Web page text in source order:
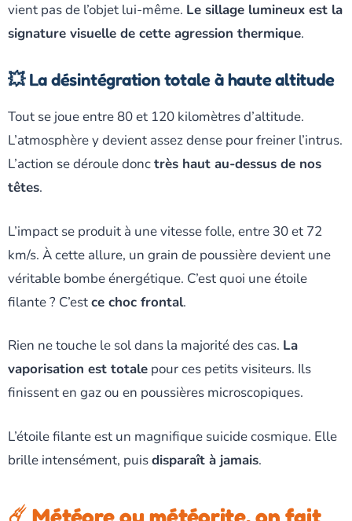
vient pas de l’objet lui-même. Le sillage lumineux est la
signature visuelle de cette agression thermique.
💥 La désintégration totale à haute altitude
Tout se joue entre 80 et 120 kilomètres d’altitude.
L’atmosphère y devient assez dense pour freiner l’intrus.
L’action se déroule donctrès haut au-dessus de nos
têtes.
L’impact se produit à une vitesse folle, entre 30 et 72
km/s. À cette allure, un grain de poussière devient une
véritable bombe énergétique. C’est quoi une étoile
filante ? C’estce choc frontal.
Rien ne touche le sol dans la majorité des cas. La
vaporisation est totale pour ces petits visiteurs. Ils
finissent en gaz ou en poussières microscopiques.
L’étoile filante est un magnifique suicide cosmique. Elle
brille intensément, puisdisparaît à jamais.